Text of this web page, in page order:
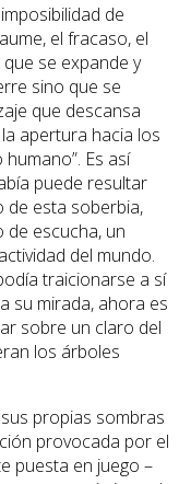
de
el fracaso, el
se expande y
sino que se
que descansa
apertura hacia los
Es así
puede resultar
de esta soberbia,
de escucha, un
del mundo.
traicionarse a sí
su mirada, ahora es
sobre un claro del
los árboles
propias sombras
provocada por el
puesta en juego –